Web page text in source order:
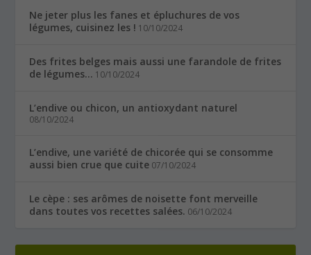
Ne jeter plus les fanes et épluchures de vos
légumes, cuisinez les ! 10/10/2024
Des frites belges mais aussi une farandole de frites
de légumes… 10/10/2024
L’endive ou chicon, un antioxydant naturel
08/10/2024
L’endive, une variété de chicorée qui se consomme
aussi bien crue que cuite 07/10/2024
Le cèpe : ses arômes de noisette font merveille
dans toutes vos recettes salées. 06/10/2024